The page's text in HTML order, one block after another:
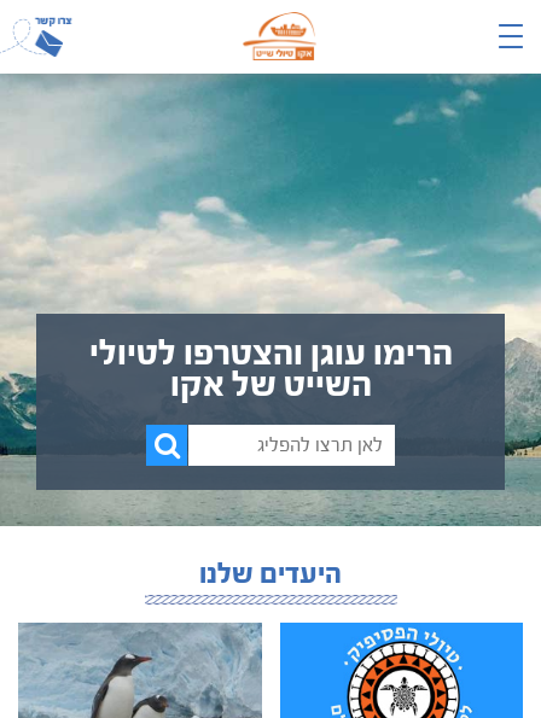
הרימו עוגן והצטרפו לטיולי
השייט של אקו
היעדים שלנו